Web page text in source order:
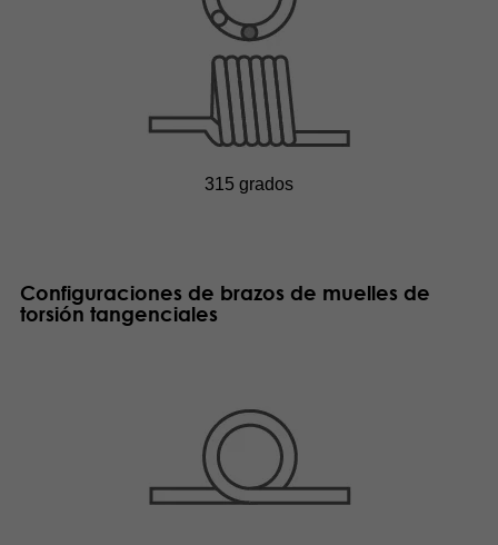
315 grados
Configuraciones de brazos de muelles de
torsión tangenciales